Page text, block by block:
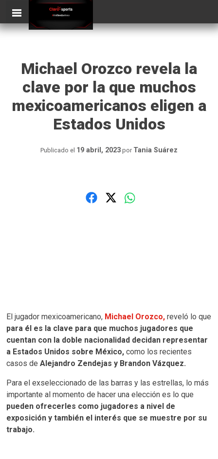
content
ClaroSports
Michael Orozco revela la
clave por la que muchos
mexicoamericanos eligen a
Estados Unidos
Publicado el 19 abril, 2023 por Tania Suárez
El jugador mexicoamericano, Michael Orozco, reveló lo que
para él es la clave para que muchos jugadores que
cuentan con la doble nacionalidad decidan representar
a Estados Unidos sobre México, como los recientes
casos deAlejandro Zendejas y Brandon Vázquez.
Para el exseleccionado de las barras y las estrellas, lo más
importante al momento de hacer una elección es lo que
pueden ofrecerles como jugadores a nivel de
exposición y también el interés que se muestre por su
trabajo.